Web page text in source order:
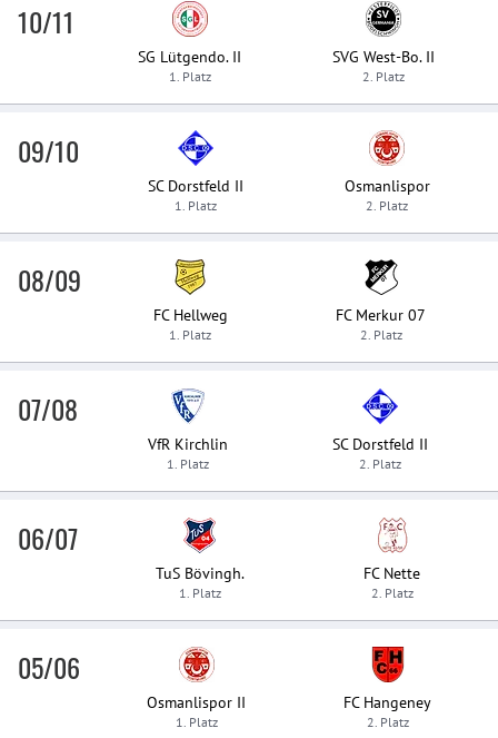
10/11
SG Lütgendo. II
1. Platz
SVG West-Bo. II
2. Platz
09/10
SC Dorstfeld II
1. Platz
Osmanlispor
2. Platz
08/09
FC Hellweg
1. Platz
FC Merkur 07
2. Platz
07/08
VfR Kirchlin
1. Platz
SC Dorstfeld II
2. Platz
06/07
TuS Bövingh.
1. Platz
FC Nette
2. Platz
05/06
Osmanlispor II
1. Platz
FC Hangeney
2. Platz